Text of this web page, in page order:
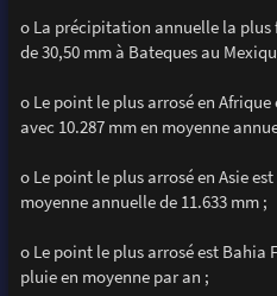
o La précipitation annuelle la plus
de 30,50 mm à Bateques au
o Le point le plus arrosé en
avec 10.287 mm en moyenne
o Le point le plus arrosé en Asie
moyenne annuelle de 11.633 mm ;
o Le point le plus arrosé est Bahia
pluie en moyenne par an ;